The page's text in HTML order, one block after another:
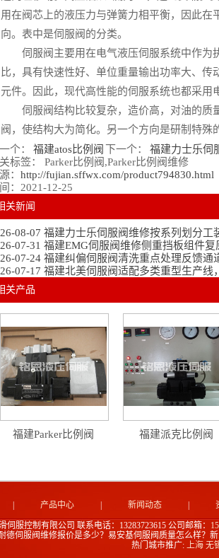
用在阀芯上的液压力与弹簧力相平衡，因此
向。表中是伺服阀的分类。
伺服阀主要用在电气液压伺服系统中作为
比，具有快速性好、单位重量输出功率大、
元件。因此，现代高性能的伺服系统也都采用
伺服阀结构比较复杂，造价高，对油的质
阀，使结构大为简化。另一个方向是研制特殊
个：
福建atos比例阀 下一个：
福建力士乐伺
标签： Parker比例阀,Parker比例阀维修
： http://fujian.sffwx.com/product794830.html
：2021-12-25
关新闻
08-07 福建力士乐伺服阀维修按系列划分工
07-31 福建EMG伺服阀维修侧重挡板组件
07-24 福建纠偏伺服阀清洗重点处理反馈通
07-17 福建北美伺服阀适配多类重型生产线
关产品
福建Parker比例阀 福建派克比例阀
产品中心 新闻动态
伺服控制有限公司 联系电话：13283723615 公司邮箱：
德伺服阀维修报价是多少？易安基伺服阀质量怎么样？
热门城市推广: 上海 无